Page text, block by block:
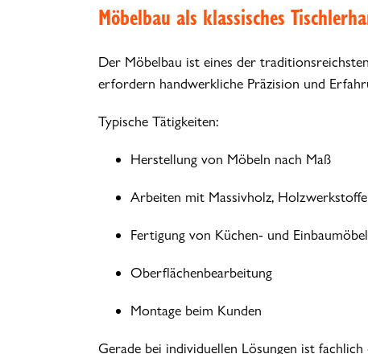
Möbelbau als klassisches
Der Möbelbau ist eines der
erfordern handwerkliche Präzision und
Typische Tätigkeiten:
Herstellung von Möbeln nach Maß
Arbeiten mit Massivholz,
Fertigung von Küchen- und
Oberflächenbearbeitung
Montage beim Kunden
Gerade bei individuellen Lösungen ist